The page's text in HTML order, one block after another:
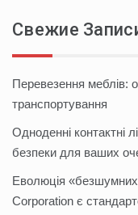
Свежие
Перевезення меблів:
транспортування
Одноденні контактні
безпеки для ваших
Еволюція
Corporation є